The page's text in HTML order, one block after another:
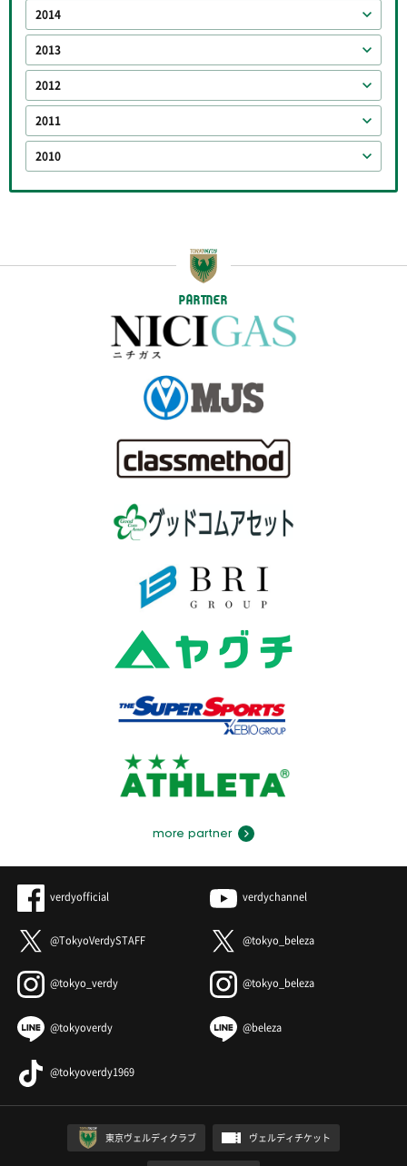
2014
2013
2012
2011
2010
PARTNER
more partner
verdyofficial verdychannel
@TokyoVerdySTAFF @tokyo_beleza
@tokyo_verdy @tokyo_beleza
@tokyoverdy @beleza
@tokyoverdy1969
東京ヴェルディクラブ ヴェルディチケット